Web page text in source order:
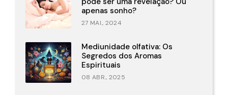
apenas sonho?
27 MAI., 2024
Mediunidade olfativa: Os
Segredos dos Aromas
Espirituais
08 ABR., 2025